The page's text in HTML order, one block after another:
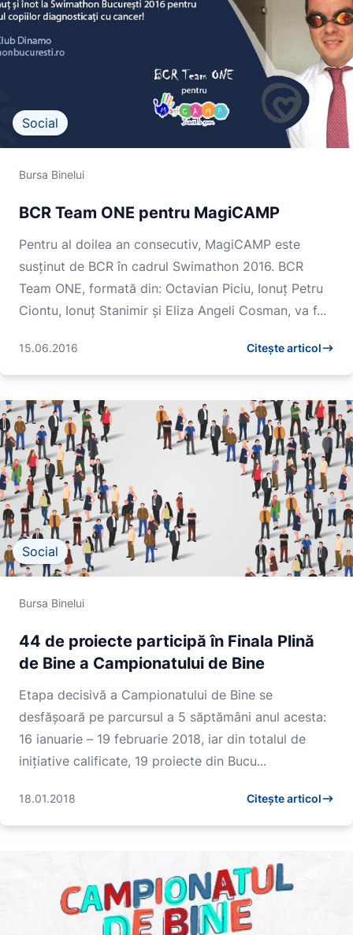
Social
Bursa Binelui
BCR Team ONE pentru MagiCAMP
Pentru al doilea an consecutiv, MagiCAMP este
susținut de BCR în cadrul Swimathon 2016. BCR
Team ONE, formată din: Octavian Piciu, Ionuț Petru
Ciontu, Ionuț Stanimir și Eliza Angeli Cosman, va f...
15.06.2016 Citește articol
Social
Bursa Binelui
44 de proiecte participă în Finala Plină
de Bine a Campionatului de Bine
Etapa decisivă a Campionatului de Bine se
desfășoară pe parcursul a 5 săptămâni anul acesta:
16 ianuarie – 19 februarie 2018, iar din totalul de
inițiative calificate, 19 proiecte din Bucu...
18.01.2018 Citește articol